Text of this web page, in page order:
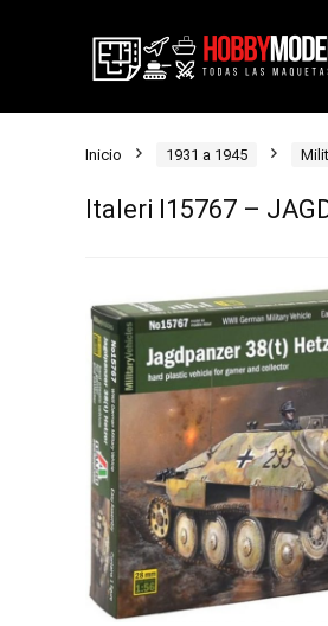
Inicio 1931 a 1945
Italeri I15767 –